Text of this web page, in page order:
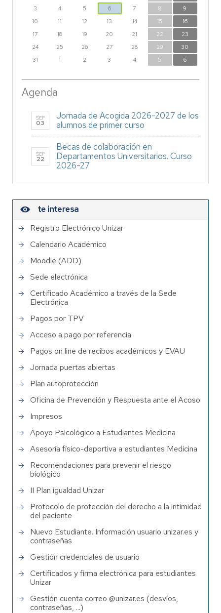
3
4 5 6 7 8
9
10
11 12 13 14 15
16
17
18 19 20 21 22
23
24
25 26 27 28 29
30
31
1 2 3 4 5 6
Agenda
SEP
03
Jornada de Acogida 2026-2027 de los
alumnos de primer curso
SEP
22
Becas de colaboración en
Departamentos Universitarios. Curso
2026-27
te interesa
Registro Electrónico Unizar
Calendario Académico
Moodle (ADD)
Sede electrónica
Certificado Académico a través de la Sede
Electrónica
Pagos por TPV
Acceso a pago por referencia
Pagos on line de recibos académicos y EVAU
Jornada puertas abiertas
Plan autoprotección
Oficina de Prevención y Respuesta ante el Acoso
Impresos
Apoyo Psicológico a Estudiantes Medicina
Asesoría físico-deportiva a estudiantes Medicina
Recomendaciones para prevenir el riesgo
biológico
II Plan igualdad Unizar
Protocolo de protección del derecho a la intimidad
del paciente
Nuevo Estudiante. Información usuario unizar.es y
contraseñas
Gestión credenciales de usuario
Certificados y firma electrónica para estudiantes
Unizar
Gestión cuenta correo @unizar.es (desvíos,
contraseñas, ...)